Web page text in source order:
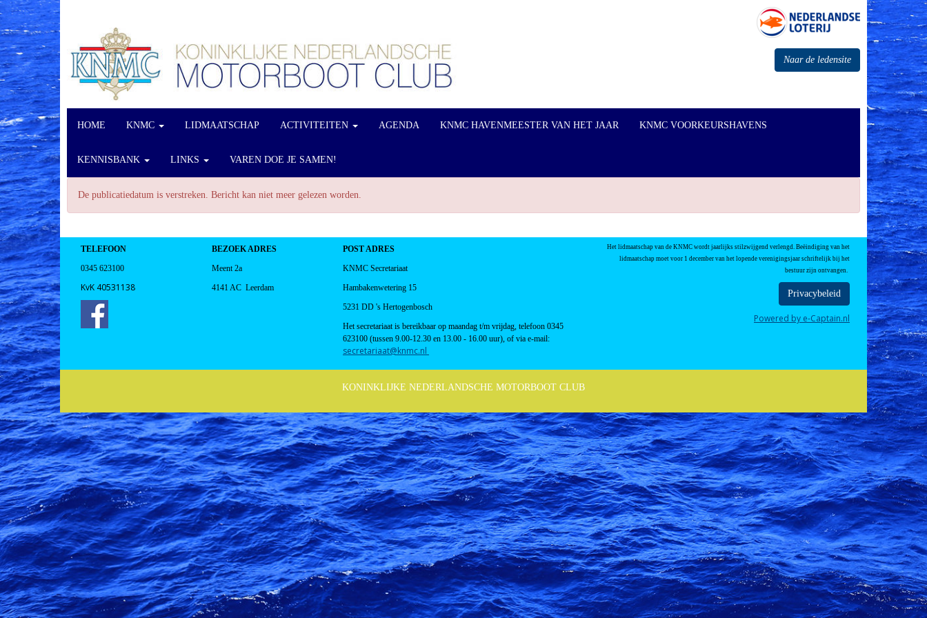
Naar de ledensite
HOME KNMC LIDMAATSCHAP ACTIVITEITEN AGENDA KNMC HAVENMEESTER VAN HET JAAR KNMC VOORKEURSHAVENS
KENNISBANK LINKS VAREN DOE JE SAMEN!
De publicatiedatum is verstreken. Bericht kan niet meer gelezen worden.
TELEFOON
0345 623100
KvK 40531138
BEZOEK ADRES
Meent 2a
4141 AC Leerdam
POST ADRES
KNMC Secretariaat
Hambakenwetering 15
5231 DD 's Hertogenbosch
Het secretariaat is bereikbaar op maandag t/m vrijdag, telefoon 0345
623100 (tussen 9.00-12.30 en 13.00 - 16.00 uur), of via e-mail:
taairaterces@knmc.nl
Het lidmaatschap van de KNMC wordt jaarlijks stilzwijgend verlengd. Beëindiging van het
lidmaatschap moet voor 1 december van het lopende verenigingsjaar schriftelijk bij het
bestuur zijn ontvangen.
Privacybeleid
Powered by e-Captain.nl
KONINKLIJKE NEDERLANDSCHE MOTORBOOT CLUB